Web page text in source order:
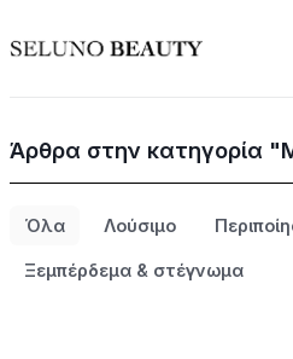
Άρθρα στην κατηγορία
Όλα Λούσιμο
Ξεμπέρδεμα & στέγνωμα